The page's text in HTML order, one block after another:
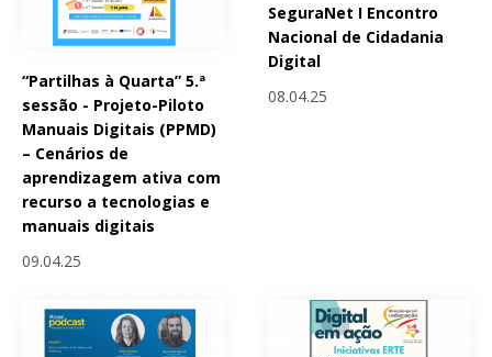
“Partilhas à Quarta” 5.ª
sessão - Projeto-Piloto
Manuais Digitais (PPMD)
– Cenários de
aprendizagem ativa com
recurso a tecnologias e
manuais digitais
09.04.25
SeguraNet I Encontro
Nacional de Cidadania
Digital
08.04.25